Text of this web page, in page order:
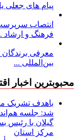
پیام های جعلی
انتصاب
فرهنگ و ارشاد
معرفی برندگان
بین‌المللی ...
محبوبترین اخبار
باهدف تشریک
شد: جلسه
گیلان با رئیس
مركز استان